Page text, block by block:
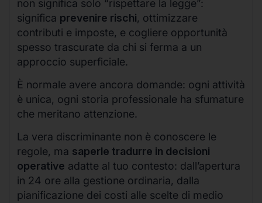
non significa solo “rispettare la legge”:
significa prevenire rischi, ottimizzare
contributi e imposte, e cogliere opportunità
spesso trascurate da chi si ferma a un
approccio superficiale.
È normale avere ancora domande: ogni attività
è unica, ogni storia professionale ha sfumature
che meritano attenzione.
La vera discriminante non è conoscere le
regole, ma saperle tradurre in decisioni
operative adatte al tuo contesto: dall’apertura
in 24 ore alla gestione ordinaria, dalla
pianificazione dei costi alle scelte di medio